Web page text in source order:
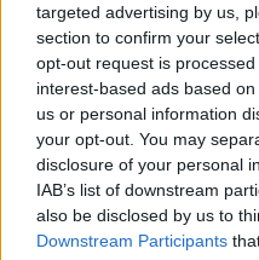
targeted advertising by us,
section to confirm your
opt-out request is
interest-based ads based
us or personal information
your opt-out. You may
disclosure of your personal
IAB’s list of downstream
also be disclosed by us to
Downstream Participants
Ελληνική Αναπτυξιακή
δισ. ευρώ ανοίγει δρόμο
μικρομεσαίες
08/08/2026 - 11:22 ΤΡΑΠΕΖΕΣ
Health Monitoring: Η
αξιοποίηση των
των πολιτών
08/08/2026 - 11:48 ΥΓΕΙΑ